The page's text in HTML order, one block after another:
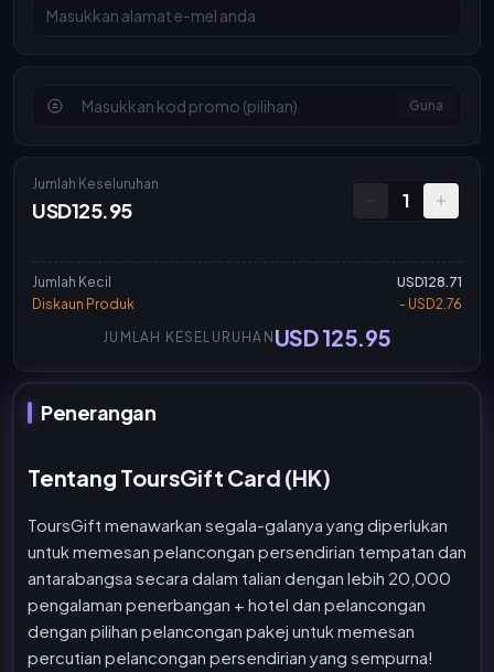
Guna
Jumlah Keseluruhan
USD125.95 1
Jumlah Kecil
USD128.71
Diskaun Produk
- USD2.76
JUMLAH KESELURUHAN USD 125.95
Penerangan
Tentang ToursGift Card (HK)
ToursGift menawarkan segala-galanya yang diperlukan
untuk memesan pelancongan persendirian tempatan dan
antarabangsa secara dalam talian dengan lebih 20,000
pengalaman penerbangan + hotel dan pelancongan
dengan pilihan pelancongan pakej untuk memesan
percutian pelancongan persendirian yang sempurna!